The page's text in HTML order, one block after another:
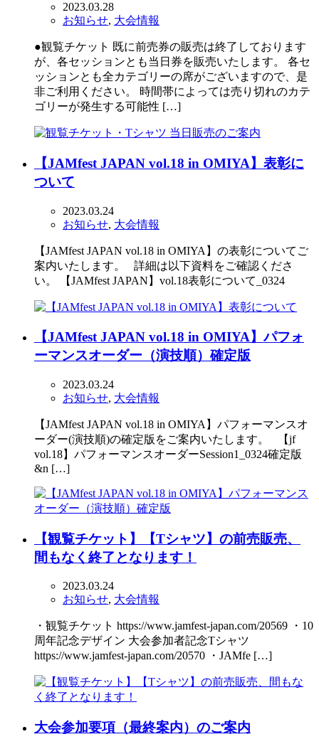
2023.03.28
お知らせ, 大会情報
●観覧チケット 既に前売券の販売は終了しております
が、各セッションとも当日券を販売いたします。 各セ
ッションとも全カテゴリーの席がございますので、是
非ご利用ください。 時間帯によっては売り切れのカテ
ゴリーが発生する可能性 […]
【JAMfest JAPAN vol.18 in OMIYA】表彰に
ついて
2023.03.24
お知らせ, 大会情報
【JAMfest JAPAN vol.18 in OMIYA】の表彰についてご
案内いたします。 詳細は以下資料をご確認くださ
い。 【JAMfest JAPAN】vol.18表彰について_0324
【JAMfest JAPAN vol.18 in OMIYA】パフォ
ーマンスオーダー（演技順）確定版
2023.03.24
お知らせ, 大会情報
【JAMfest JAPAN vol.18 in OMIYA】パフォーマンスオ
ーダー(演技順)の確定版をご案内いたします。 【jf
vol.18】パフォーマンスオーダーSession1_0324確定版
&n […]
【観覧チケット】【Tシャツ】の前売販売、
間もなく終了となります！
2023.03.24
お知らせ, 大会情報
・観覧チケット https://www.jamfest-japan.com/20569 ・10
周年記念デザイン 大会参加者記念Tシャツ
https://www.jamfest-japan.com/20570 ・JAMfe […]
大会参加要項（最終案内）のご案内